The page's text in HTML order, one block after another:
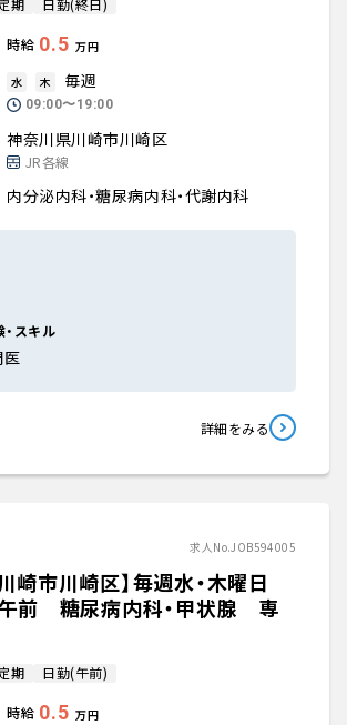
期 日勤(終日)
時給 0.5 万円
水 木 毎週
09:00〜19:00
神奈川県川崎市川崎区
JR各線
内分泌内科・糖尿病内科・代謝内科
スキル
医
詳細をみる
求人No.JOB594005
崎市川崎区】毎週水・木曜日
前 糖尿病内科・甲状腺 専
期 日勤(午前)
時給 0.5 万円